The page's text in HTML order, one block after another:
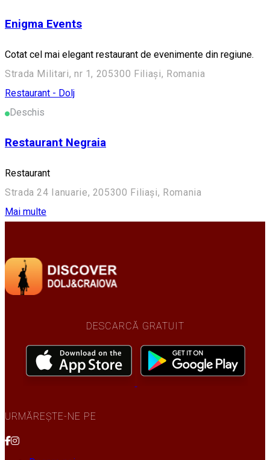
Enigma Events
Cotat cel mai elegant restaurant de evenimente din regiune.
Strada Militari, nr 1, 205300 Filiași, Romania
Restaurant - Dolj
Deschis
Restaurant Negraia
Restaurant
Strada 24 Ianuarie, 205300 Filiași, Romania
Mai multe
DESCARCĂ GRATUIT
URMĂREȘTE-NE PE